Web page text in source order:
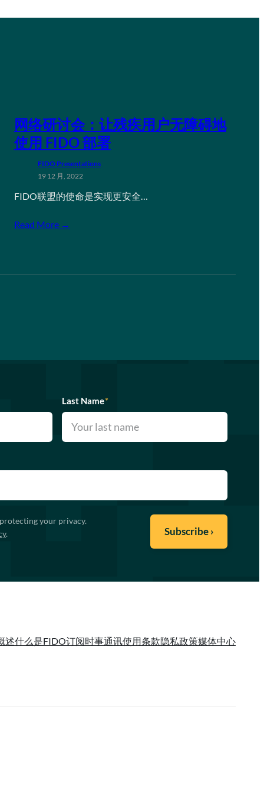
网络研讨会：让残疾用户无障碍地
使用 FIDO 部署
FIDO Presentations
19 12 月, 2022
FIDO联盟的使命是实现更安全…
Read More →
Last Name*
your privacy.
.
述什么是FIDO订阅时事通讯使用条款隐私政策媒体中心